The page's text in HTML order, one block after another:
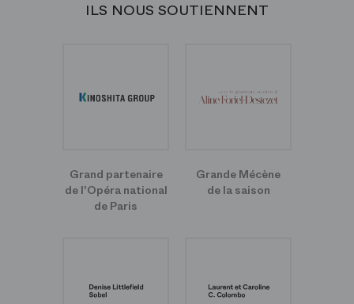
ILS NOUS SOUTIENNENT
Grand partenaire
de l'Opéra national
de Paris
Grande Mécène
de la saison